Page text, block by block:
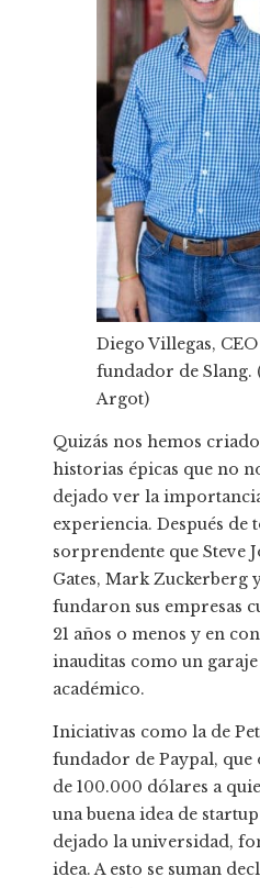
Diego Villegas,
fundador de Slang.
Argot)
Quizás nos hemos
historias épicas que no
dejado ver la
experiencia. Después de
sorprendente que Steve
Gates, Mark Zuckerberg
fundaron sus empresas
21 años o menos y en
inauditas como un
académico.
Iniciativas como la de
fundador de Paypal, que
de 100.000 dólares a
una buena idea de
dejado la universidad,
idea. A esto se suman